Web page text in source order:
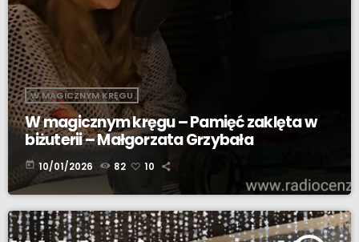
W MAGICZNYM KRĘGU
W magicznym kręgu – Pamięć zaklęta w
biżuterii – Małgorzata Grzybała
today 10/01/2026 82 10